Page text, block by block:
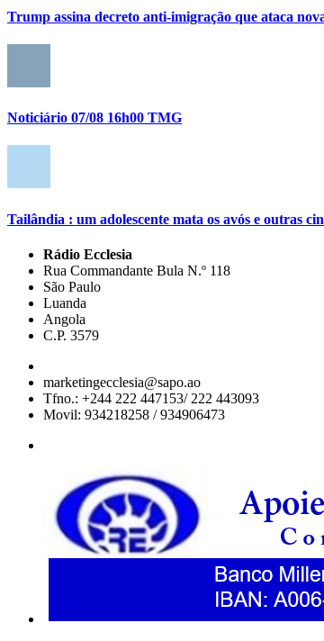
Trump assina decreto anti-imigração que ataca
Noticiário 07/08 16h00 TMG
Tailândia : um adolescente mata os avós e outras
Rádio Ecclesia
Rua Commandante Bula N.º 118
São Paulo
Luanda
Angola
C.P. 3579
marketingecclesia@sapo.ao
Tfno.: +244 222 447153/ 222 443093
Movil: 934218258 / 934906473